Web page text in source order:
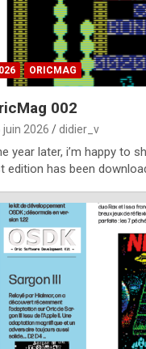
ORICMAG
002
juin 2026 didier_v
year later, i’m happy to
edition has been